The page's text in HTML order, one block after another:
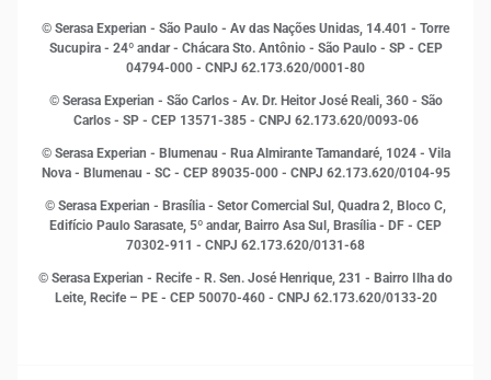
Inovação e Tecnologia
Leis e impostos
Marketing
Open Finance
Proteção de Dados
Sustentabilidade Corporativa
© Serasa Experian - São Paulo - Av das Nações Unidas, 14.401 - Torre
Sucupira - 24º andar - Chácara Sto. Antônio - São Paulo - SP - CEP
04794-000 - CNPJ 62.173.620/0001-80
© Serasa Experian - São Carlos - Av. Dr. Heitor José Reali, 360 - São
Carlos - SP - CEP 13571-385 - CNPJ 62.173.620/0093-06
© Serasa Experian - Blumenau - Rua Almirante Tamandaré, 1024 - Vila
Nova - Blumenau - SC - CEP 89035-000 - CNPJ 62.173.620/0104-95
© Serasa Experian - Brasília - Setor Comercial Sul, Quadra 2, Bloco C,
Edifício Paulo Sarasate, 5º andar, Bairro Asa Sul, Brasília - DF - CEP
70302-911 - CNPJ 62.173.620/0131-68
© Serasa Experian - Recife - R. Sen. José Henrique, 231 - Bairro Ilha do
Leite, Recife – PE - CEP 50070-460 - CNPJ 62.173.620/0133-20